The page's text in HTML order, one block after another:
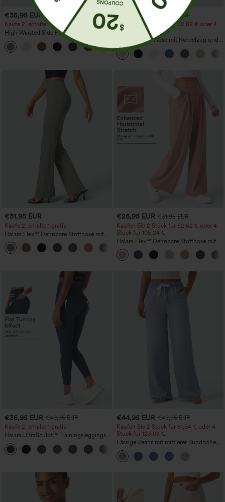
€35,95 EUR
Kaufe 2, erhalte 1 gratis
High Waisted Side Pocket Straight Leg
Work Pants
+23
€31,95 EUR
€35,95 EUR
Kaufen Sie 2 Stück für 52,62 € oder 4
Stück für 105,24 €.
Hochtaillierte Hose mit Kordelzug und
Taschen, weitem Bein, lässig und locker
in Leinenoptik
€31,95 EUR
Kaufe 2, erhalte 1 gratis
Halara Flex™ Dehnbare Stoffhose mit
hohem Bund und Seitentasche hinten
€26,95 EUR €31,95 EUR
Kaufen Sie 2 Stück für 52,62 € oder 4
Stück für 105,24 €.
Halara Flex™ Dehnbare Stoffhose mit
hohem Bund, Waffelmuster,
Seitentaschen und weitem Bein
€35,95 EUR €40,95 EUR
Kaufe 2, erhalte 1 gratis
Halara UltraSculpt™ Trainingsleggings
mit hohem Bund – raffende Push-up-
Po-Form, Bauchkontrolle, Taschen und
formende Passform
€44,95 EUR €49,95 EUR
Kaufen Sie 2 Stück für 61,54 € oder 4
Stück für 123,08 €.
Lässige Jeans mit mittlerer Bundhöhe,
Kordelzug und Taschen